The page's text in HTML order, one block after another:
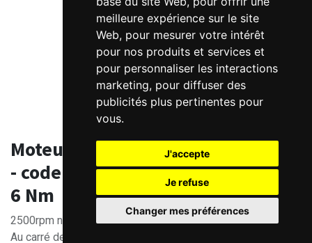
meilleure expérience sur le site
Web, pour mesurer votre intérêt
pour nos produits et services et
pour personnaliser les interactions
marketing, pour diffuser des
publicités plus pertinentes pour
vous.
J'accepte
Je refuse
Changer mes préférences
Moteur Brushless AC 220V ELM2M
- codeur 23bits optique - 1500W -
6 Nm
2500rpm nom.
Au carré de 130mm